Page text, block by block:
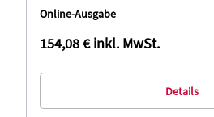
Online-Ausgabe
154,08 €inkl. MwSt.
Details